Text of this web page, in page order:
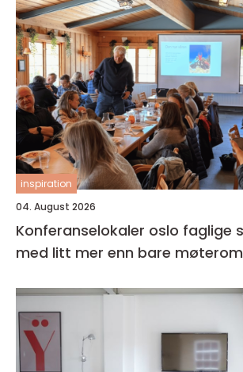
inspiration
04. August 2026
Konferanselokaler oslo faglige samlinger
med litt mer enn bare møterom